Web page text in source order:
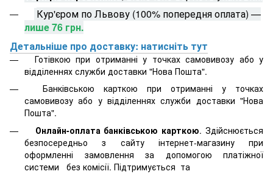
Кур'єром по Львову (100% попередня оплата) —
лише 76 грн.
Детальніше про доставку: натисніть тут
Готівкою при отриманні у точках самовивозу або у
відділеннях служби доставки "Нова Пошта".
Банківською карткою при отриманні у точках
самовивозу або у відділеннях служби доставки "Нова
Пошта".
Онлайн-оплата банківською карткою. Здійснюється
безпосередньо з сайту інтернет-магазину при
оформленні замовлення за допомогою платіжної
системи
без комісії. Підтримується та